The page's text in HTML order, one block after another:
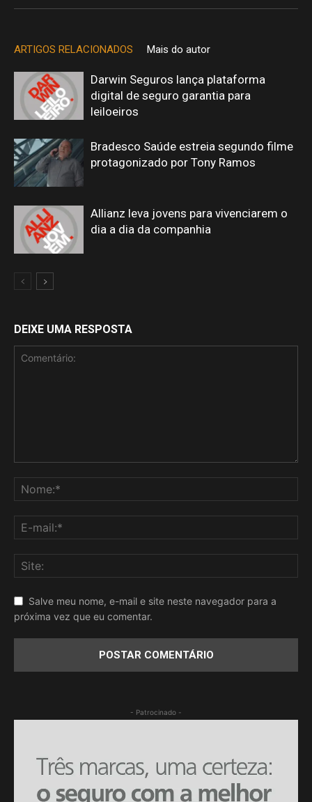
ARTIGOS RELACIONADOS Mais do autor
Darwin Seguros lança plataforma
digital de seguro garantia para
leiloeiros
Bradesco Saúde estreia segundo filme
protagonizado por Tony Ramos
Allianz leva jovens para vivenciarem o
dia a dia da companhia
DEIXE UMA RESPOSTA
Salve meu nome, e-mail e site neste navegador para a
próxima vez que eu comentar.
- Patrocinado -